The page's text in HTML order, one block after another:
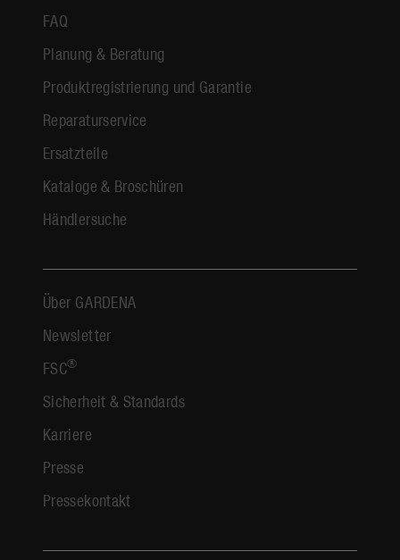
FAQ
Planung & Beratung
Produktregistrierung und Garantie
Reparaturservice
Ersatzteile
Kataloge & Broschüren
Händlersuche
Über GARDENA
Newsletter
FSC®
Sicherheit & Standards
Karriere
Presse
Pressekontakt